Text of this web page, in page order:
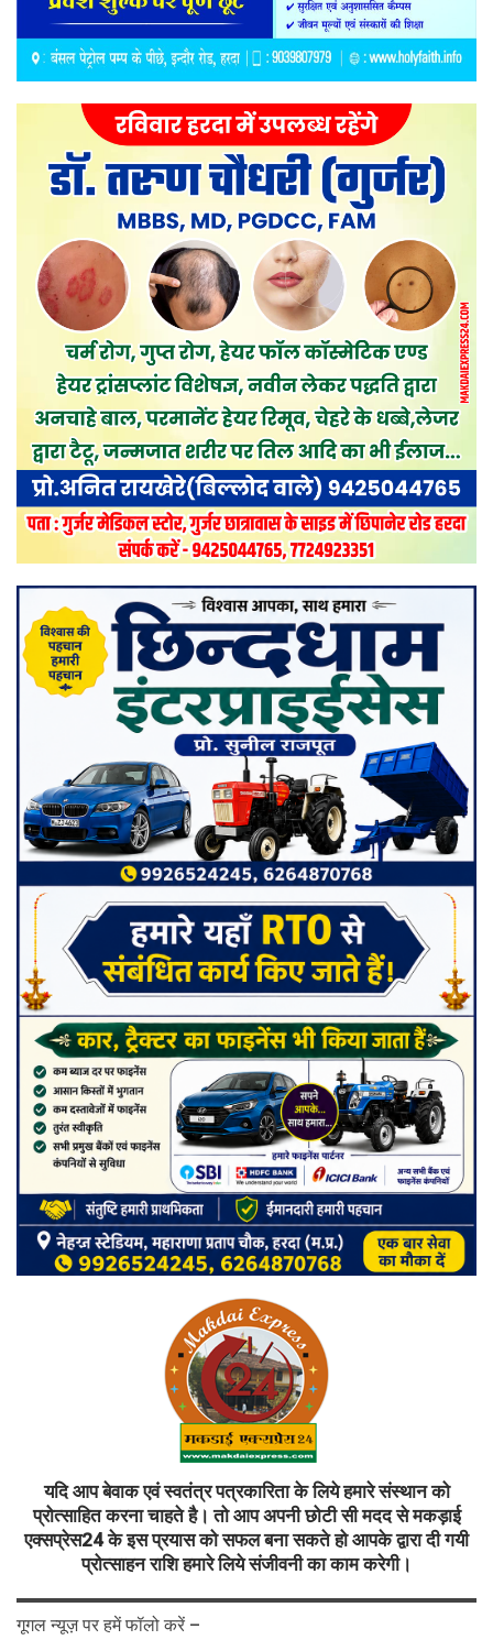
यदि आप बेवाक एवं स्वतंत्र पत्रकारिता के लिये हमारे संस्थान को
प्रोत्साहित करना चाहते है। तो आप अपनी छोटी सी मदद से मकड़ाई
एक्सप्रेस24 के इस प्रयास को सफल बना सकते हो आपके द्वारा दी गयी
प्रोत्साहन राशि हमारे लिये संजीवनी का काम करेगी।
गूगल न्यूज़ पर हमें फॉलो करें –